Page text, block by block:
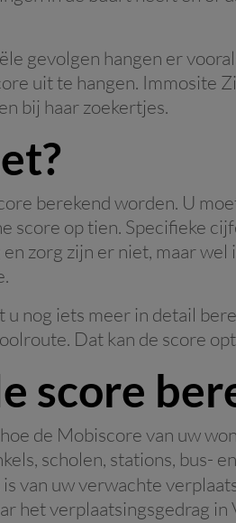
gevolgen hangen er
uit te hangen. Immosite
bij haar zoekertjes.
berekend worden. U
score op tien. Specifieke
zorg zijn er niet, maar
nog iets meer in detail
Dat kan de score
score
de Mobiscore van uw
scholen, stations, bus-
is van uw verwachte
het verplaatsingsgedrag in